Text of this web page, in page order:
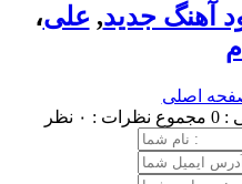
، آهنگ جدید, علی
اصلی
: 0 مجموع نظرات : ۰ نظر